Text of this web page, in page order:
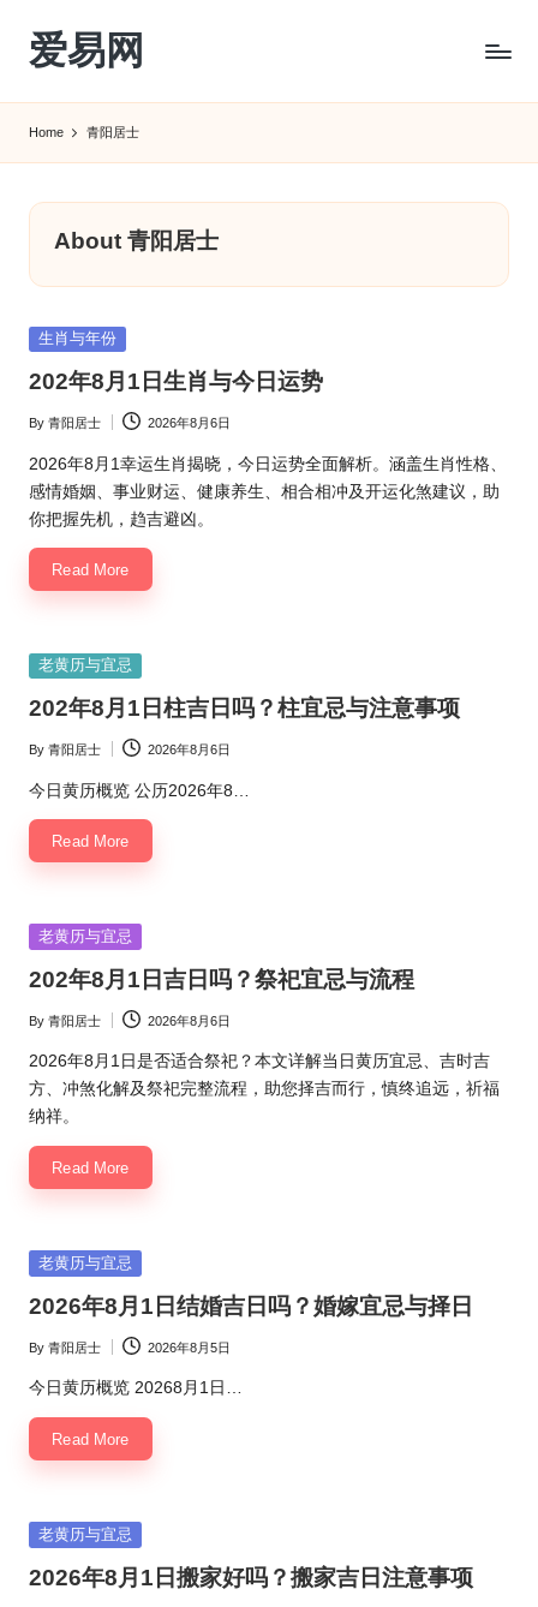
Skip
content
爱易网
转
阴
查
_2ebc.com
Home 青阳居士
About 青阳居士
Posted
生肖与年份
202年8月1日生肖与今日运势
Posted
by
By 青阳居士 2026年8月6日
2026年8月1幸运生肖揭晓，今日运势全面解析。涵盖生肖性格、
感情婚姻、事业财运、健康养生、相合相冲及开运化煞建议，助
你把握先机，趋吉避凶。
Read More
Posted
老黄历与宜忌
202年8月1日柱吉日吗？柱宜忌与注意事项
Posted
by
By 青阳居士 2026年8月6日
今日黄历概览 公历2026年8…
Read More
Posted
老黄历与宜忌
202年8月1日吉日吗？祭祀宜忌与流程
Posted
by
By 青阳居士 2026年8月6日
2026年8月1日是否适合祭祀？本文详解当日黄历宜忌、吉时吉
方、冲煞化解及祭祀完整流程，助您择吉而行，慎终追远，祈福
纳祥。
Read More
Posted
老黄历与宜忌
2026年8月1日结婚吉日吗？婚嫁宜忌与择日
Posted
by
By 青阳居士 2026年8月5日
今日黄历概览 20268月1日…
Read More
Posted
老黄历与宜忌
2026年8月1日搬家好吗？搬家吉日注意事项